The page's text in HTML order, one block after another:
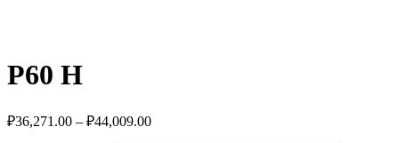
P60 H
₽36,271.00 – ₽44,009.00Диапазон